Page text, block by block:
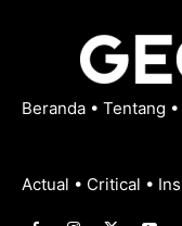
Beranda • Tentang •
Actual • Critical •